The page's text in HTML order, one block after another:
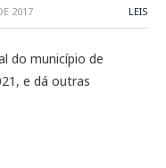
2017 LEIS
do município de
e dá outras